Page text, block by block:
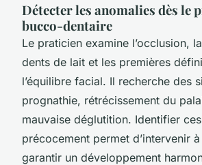
Détecter les anomalies dès le
bucco-dentaire
Le praticien examine l’occlusion,
dents de lait et les premières
l’équilibre facial. Il recherche des
prognathie, rétrécissement du
mauvaise déglutition. Identifier
précocement permet d’intervenir
garantir un développement